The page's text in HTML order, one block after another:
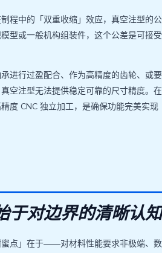
程中的「双重收缩」效应，真空注型的公
型或一般机构组装件，这个公差是可接受
进行过盈配合、作为高精度的齿轮、或要
空注型无法提供稳定可靠的尺寸精度。在
度 CNC 独立加工，是确保功能完美实现
于对边界的清晰认知
点」在于——对材料性能要求非极端、数